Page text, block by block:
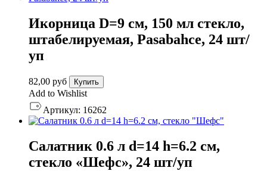
Икорница D=9 см, 150 мл стекло,
штабелируемая, Pasabahce, 24 шт/
уп
82,00 руб Купить
Add to Wishlist
Артикул: 16262
Салатник 0.6 л d=14 h=6.2 см,
стекло «Шефс», 24 шт/уп